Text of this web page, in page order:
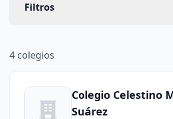
Filtros
4 colegios
Colegio Celestino
Suárez